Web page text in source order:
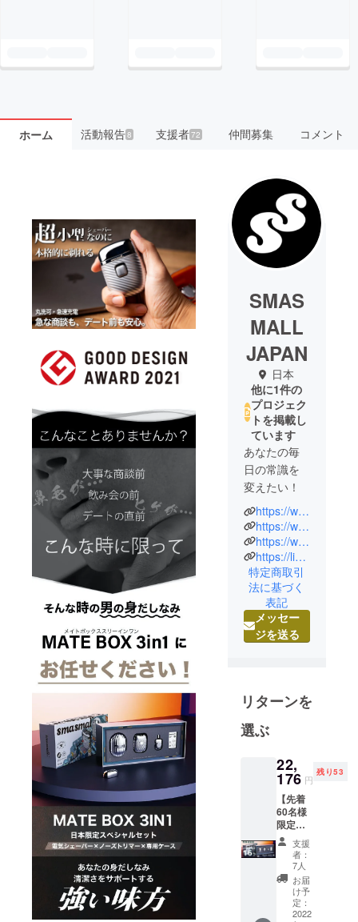
ホーム 活動報告8 支援者72 仲間募集 コメント
SMAS
MALL
JAPAN
日本
他に1件の
プロジェク
トを掲載し
ています
あなたの毎
日の常識を
変えたい！
支援者のみ
なさま。 は
じめまして
SmaSmall
JAPAN で
す。
マスクをし
ていて油断
に会う時に
ゲの手入れ
くて焦るこ
とありませ
そしておウ
チ生活が多
いからか、
最近鼻毛が
すごく伸び
てる気がす
https://www.instagram.com/smasmalljapan/
https://www.facebook.com/SmaSmallJapan
https://www.youtube.com/channel/UCUXgHIpjl-94eJqUbgRRDaQ
https://lin.ee/EmKPt20
特定商取引
法に基づく
表記
メッセー
ジを送る
リターンを
選ぶ
22,
176 円
残り53
【先着
60名様
限定】
先得割
16％OF
MATEB
OX × 1
【自然
故障に
支援
者：
7人
お届
け予
定：
2022